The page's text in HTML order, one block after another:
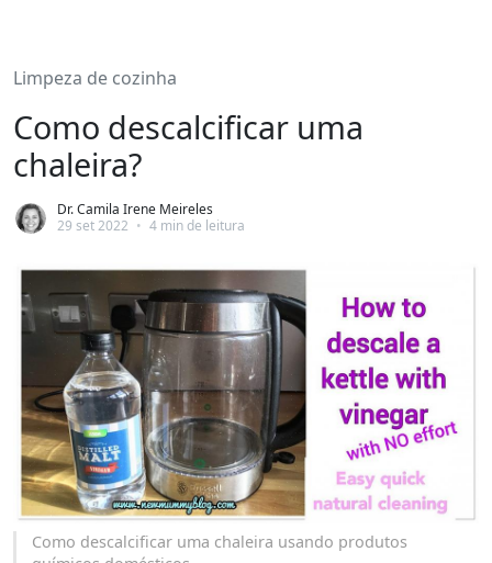
Limpeza de cozinha
Como descalcificar uma
chaleira?
Dr. Camila Irene Meireles
29 set 2022 • 4 min de leitura
Como descalcificar uma chaleira usando produtos